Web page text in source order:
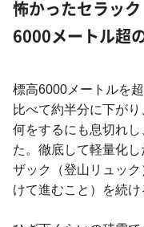
怖かったセラック
6000メートル超
標高6000メートルを
比べて約半分に下が
何をするにも息切れ
た。徹底して軽量化
ザック（登山リュッ
けて進むこと）を続け